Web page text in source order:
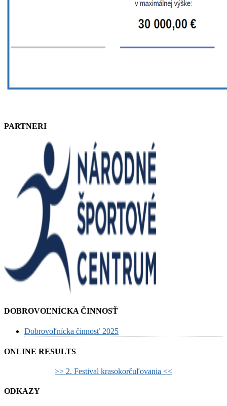
PARTNERI
DOBROVOĽNÍCKA ČINNOSŤ
Dobrovoľnícka činnosť 2025
ONLINE RESULTS
>> 2. Festival krasokorčuľovania <<
ODKAZY